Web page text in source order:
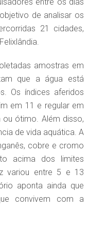
de analisar os
21 cidades,
amostras em
que a água está
Os índices aferidos
em 11 e regular em
ou ótimo. Além disso,
de vida aquática. A
cobre e cromo
acima dos limites
variou entre 5 e 13
aponta ainda que
convivem com a